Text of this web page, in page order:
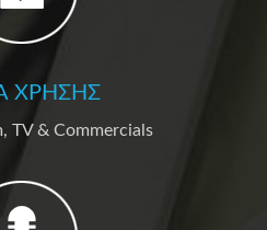
ΧΡΉΣΗΣ
TV & Commercials